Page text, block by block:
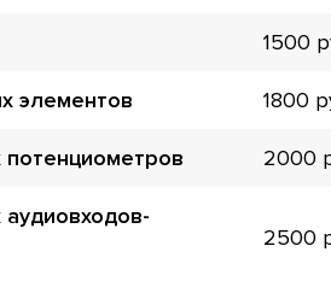
1500
элементов 1800
2000
2500